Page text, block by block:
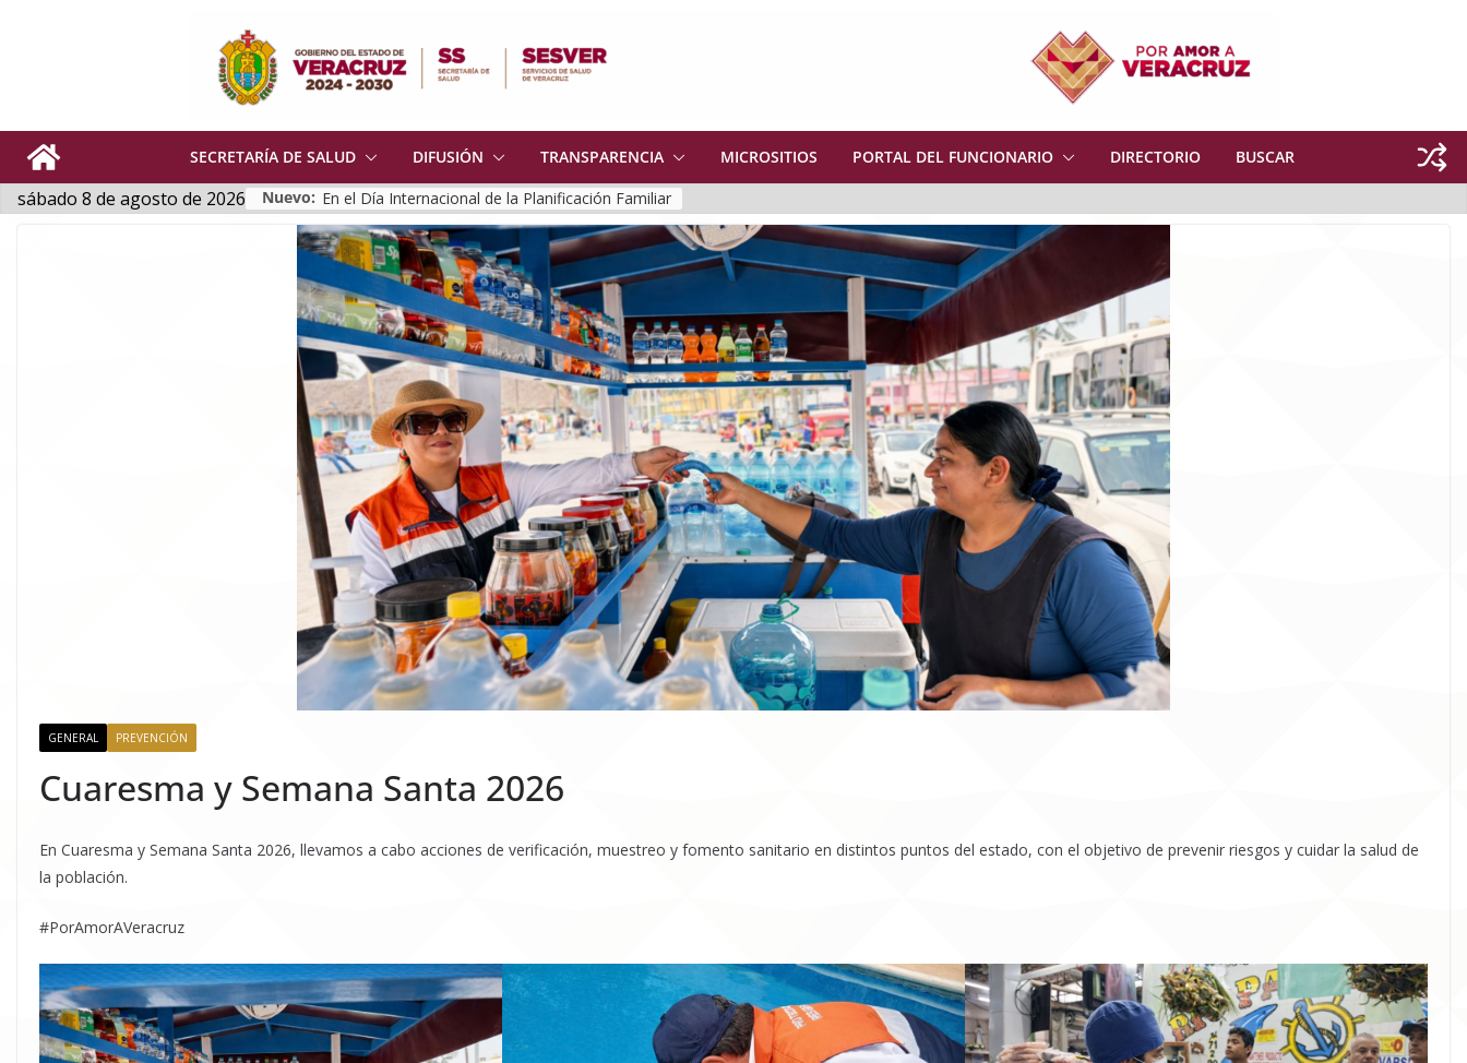
SECRETARÍA DE SALUD DIFUSIÓN TRANSPARENCIA MICROSITIOS PORTAL DEL FUNCIONARIO DIRECTORIO BUSCAR
sábado 8 de agosto de 2026 Nuevo: La alfarería es parte de nuestras raíces y de la mesa diaria en muchos hogares.
GENERAL PREVENCIÓN
Cuaresma y Semana Santa 2026
En Cuaresma y Semana Santa 2026, llevamos a cabo acciones de verificación, muestreo y fomento sanitario en distintos puntos del estado, con el objetivo de prevenir riesgos y cuidar la salud de
la población.
#PorAmorAVeracruz